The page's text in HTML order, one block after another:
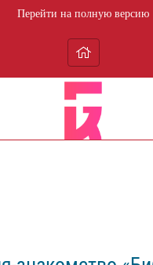
Перейти на полную версию